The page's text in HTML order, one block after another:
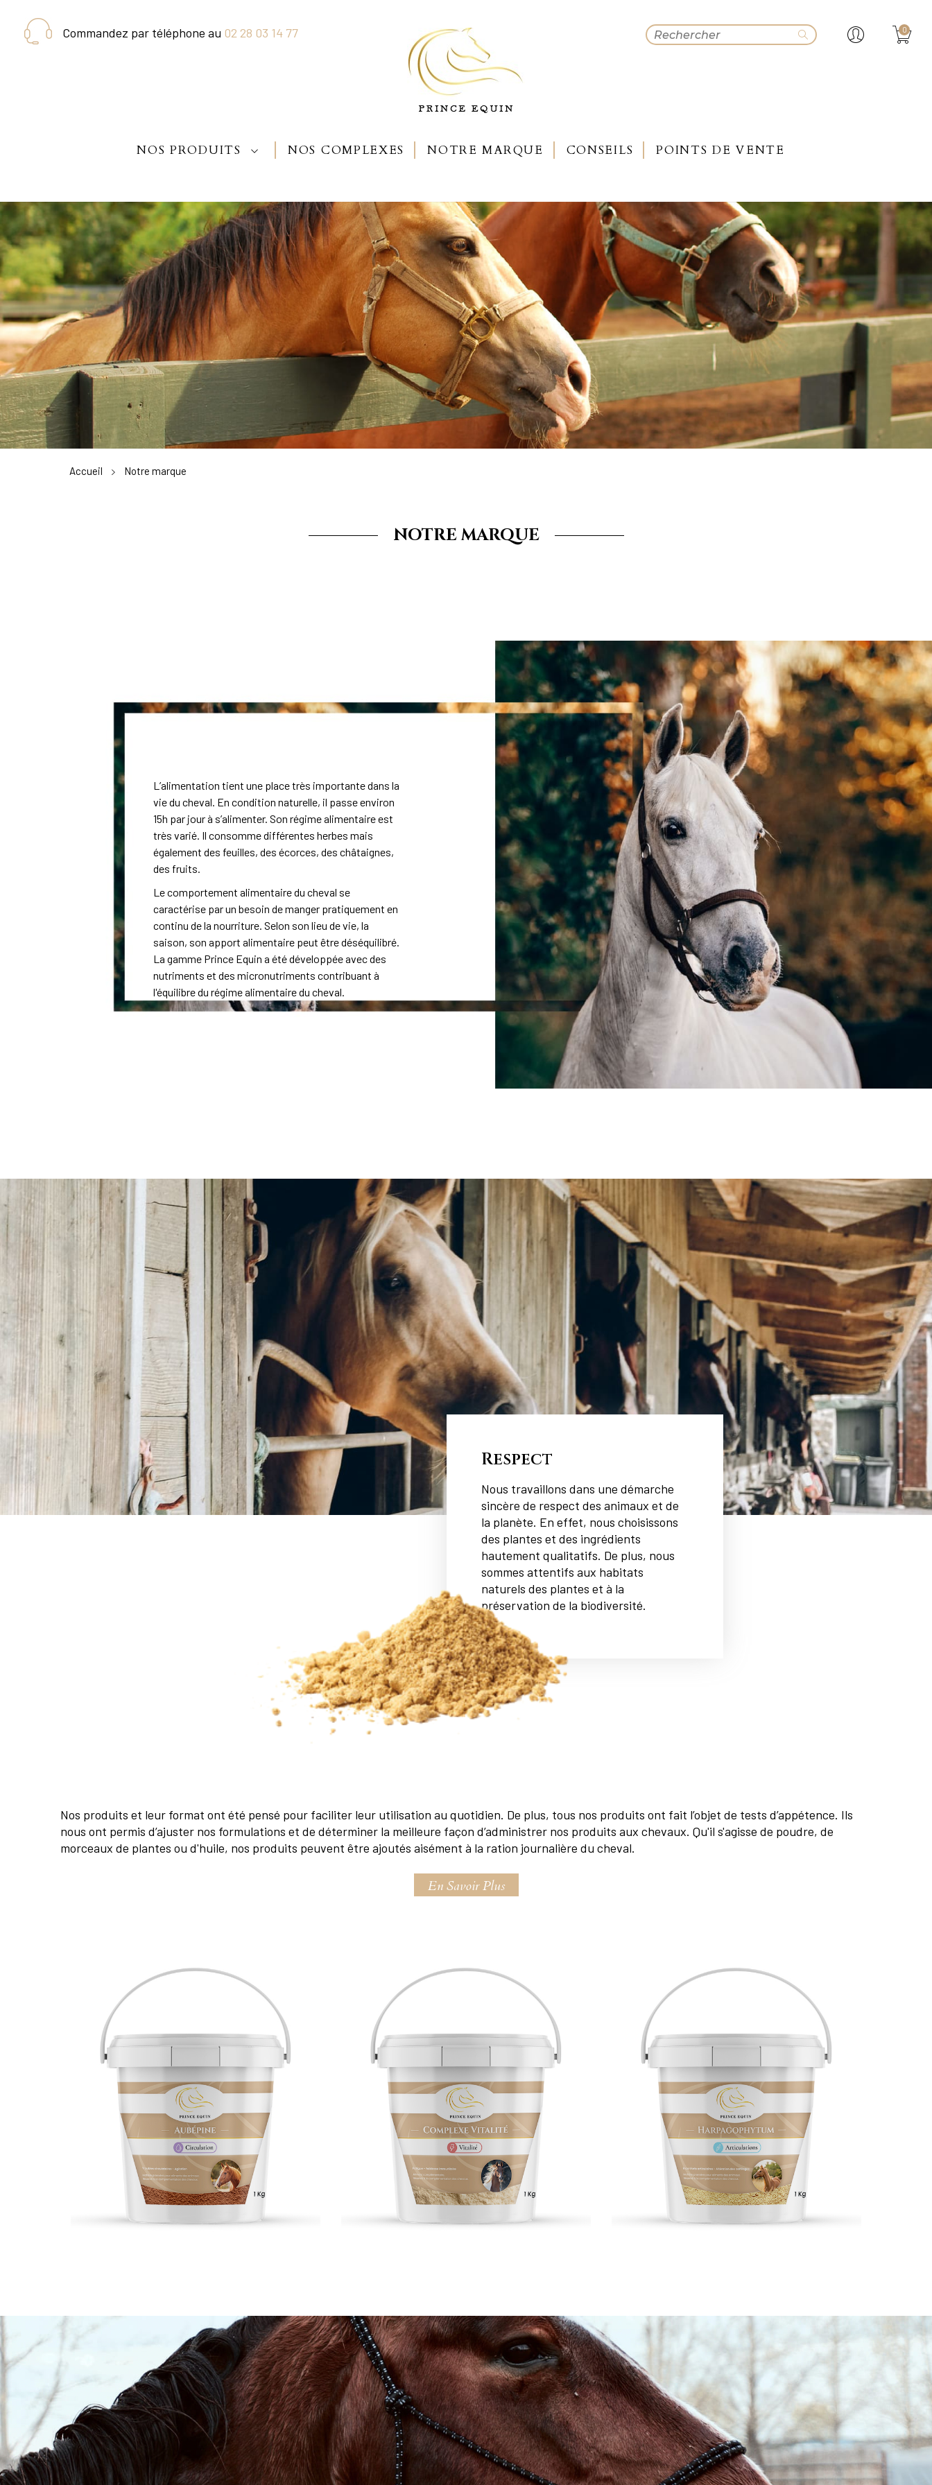
Commandez par téléphone au 02 28 03 14 77 0
NOS PRODUITS NOS COMPLEXES NOTRE MARQUE CONSEILS POINTS DE VENTE
Accueil Notre marque
NOTRE MARQUE
L’alimentation tient une place très importante dans la
vie du cheval. En condition naturelle, il passe environ
15h par jour à s’alimenter. Son régime alimentaire est
très varié. Il consomme différentes herbes mais
également des feuilles, des écorces, des châtaignes,
des fruits.
Le comportement alimentaire du cheval se
caractérise par un besoin de manger pratiquement en
continu de la nourriture. Selon son lieu de vie, la
saison, son apport alimentaire peut être déséquilibré.
La gamme Prince Equin a été développée avec des
nutriments et des micronutriments contribuant à
l'équilibre du régime alimentaire du cheval.
Respect
Nous travaillons dans une démarche
sincère de respect des animaux et de
la planète. En effet, nous choisissons
des plantes et des ingrédients
hautement qualitatifs. De plus, nous
sommes attentifs aux habitats
naturels des plantes et à la
préservation de la biodiversité.
Nos produits et leur format ont été pensé pour faciliter leur utilisation au quotidien. De plus, tous nos produits ont fait l’objet de tests d’appétence. Ils
nous ont permis d’ajuster nos formulations et de déterminer la meilleure façon d’administrer nos produits aux chevaux. Qu'il s'agisse de poudre, de
morceaux de plantes ou d'huile, nos produits peuvent être ajoutés aisément à la ration journalière du cheval.
En Savoir Plus